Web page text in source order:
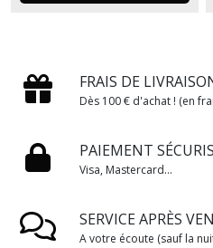
FRAIS DE
Dès 100 € d'achat ! (en
PAIEMENT
Visa, Mastercard...
SERVICE APRÈS
A votre écoute (sauf la